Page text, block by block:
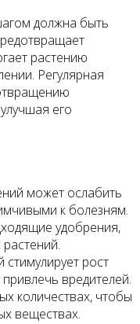
должна быть
растению
Регулярная
его
может ослабить
к болезням.
удобрения,
рост
вредителей.
количествах, чтобы
веществах.